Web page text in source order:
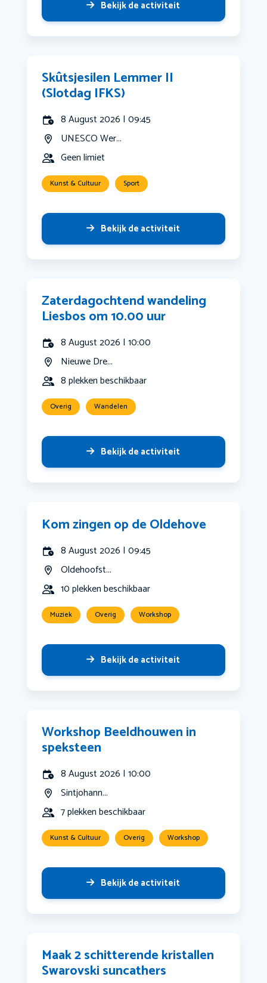
Bekijk de activiteit
Skûtsjesilen Lemmer II
(Slotdag IFKS)
8 August 2026 | 09:45
UNESCO Wer...
Geen limiet
Kunst & Cultuur Sport
Bekijk de activiteit
Zaterdagochtend wandeling
Liesbos om 10.00 uur
8 August 2026 | 10:00
Nieuwe Dre...
8 plekken beschikbaar
Overig Wandelen
Bekijk de activiteit
Kom zingen op de Oldehove
8 August 2026 | 09:45
Oldehoofst...
10 plekken beschikbaar
Muziek Overig Workshop
Bekijk de activiteit
Workshop Beeldhouwen in
speksteen
8 August 2026 | 10:00
Sintjohann...
7 plekken beschikbaar
Kunst & Cultuur Overig Workshop
Bekijk de activiteit
Maak 2 schitterende kristallen
Swarovski suncathers